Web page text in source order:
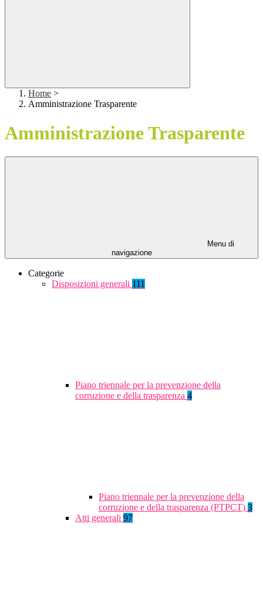
Home >
Amministrazione Trasparente
Amministrazione Trasparente
Menu di
navigazione
Categorie
Disposizioni generali 111
Piano triennale per la prevenzione della
corruzione e della trasparenza 4
Piano triennale per la prevenzione della
corruzione e della trasparenza (PTPCT) 3
Atti generali 97